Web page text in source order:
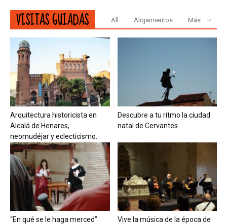
VISITAS GUIADAS All Alojamientos Más
Arquitectura historicista en
Alcalá de Henares,
neomudéjar y eclecticismo.
Descubre a tu ritmo la ciudad
natal de Cervantes
“En qué se le haga merced”.
Vive la música de la época de